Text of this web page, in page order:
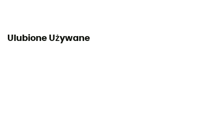
Ulubione Używane